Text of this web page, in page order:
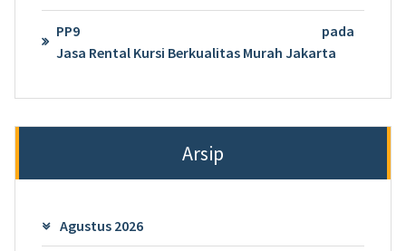
PP9
pada
Jasa Rental Kursi Berkualitas Murah Jakarta
Arsip
Agustus 2026